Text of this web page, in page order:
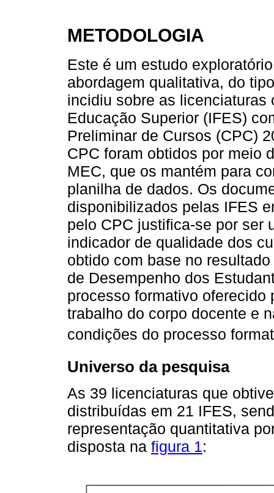
METODOLOGIA
Este é um estudo
abordagem qualitativa, do
incidiu sobre as licenciaturas
Educação Superior (IFES)
Preliminar de Cursos (CPC)
CPC foram obtidos por meio
MEC, que os mantém para
planilha de dados. Os
disponibilizados pelas IFES
pelo CPC justifica-se por ser
indicador de qualidade dos
obtido com base no
de Desempenho dos
processo formativo oferecido
trabalho do corpo docente e
condições do processo
Universo da pesquisa
As 39 licenciaturas que
distribuídas em 21 IFES,
representação quantitativa
disposta na figura 1 :